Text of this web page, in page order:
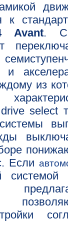
к
Avant.
из
select
Если
системой